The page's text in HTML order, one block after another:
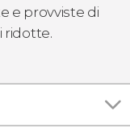
e provviste di
ridotte.